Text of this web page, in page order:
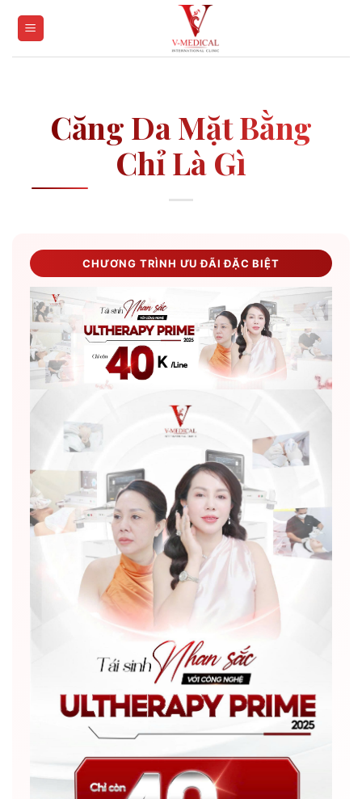
Căng Da Mặt Bằng
Chỉ Là Gì
CHƯƠNG TRÌNH ƯU ĐÃI ĐẶC BIỆT